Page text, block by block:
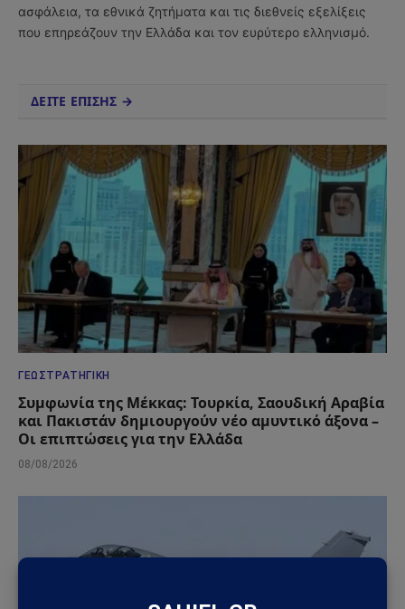
ασφάλεια, τα εθνικά ζητήματα και τις διεθνείς εξελίξεις
που επηρεάζουν την Ελλάδα και τον ευρύτερο ελληνισμό.
ΔΕΙΤΕ ΕΠΙΣΗΣ →
ΓΕΩΣΤΡΑΤΗΓΙΚΉ
Συμφωνία της Μέκκας: Τουρκία, Σαουδική Αραβία
και Πακιστάν δημιουργούν νέο αμυντικό άξονα –
Οι επιπτώσεις για την Ελλάδα
08/08/2026